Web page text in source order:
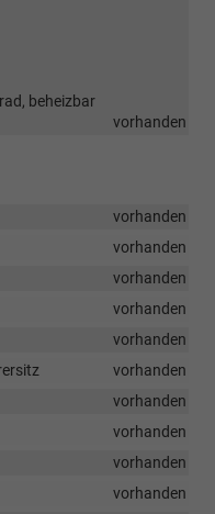
beheizbar
vorhanden
vorhanden
vorhanden
vorhanden
vorhanden
vorhanden
vorhanden
vorhanden
vorhanden
vorhanden
vorhanden